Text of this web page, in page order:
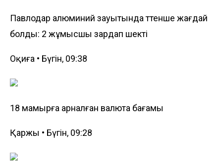
Павлодар алюминий зауытында төтенше жағдай
болды: 2 жұмысшы зардап шекті
Оқиға • Бүгін, 09:38
18 мамырға арналған валюта бағамы
Қаржы • Бүгін, 09:28